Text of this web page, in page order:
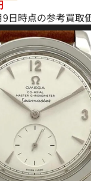
日時点の参考買取